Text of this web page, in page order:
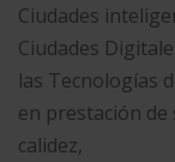
Ciudades
Ciudades
las Tecnologías
en prestación de
calidez,